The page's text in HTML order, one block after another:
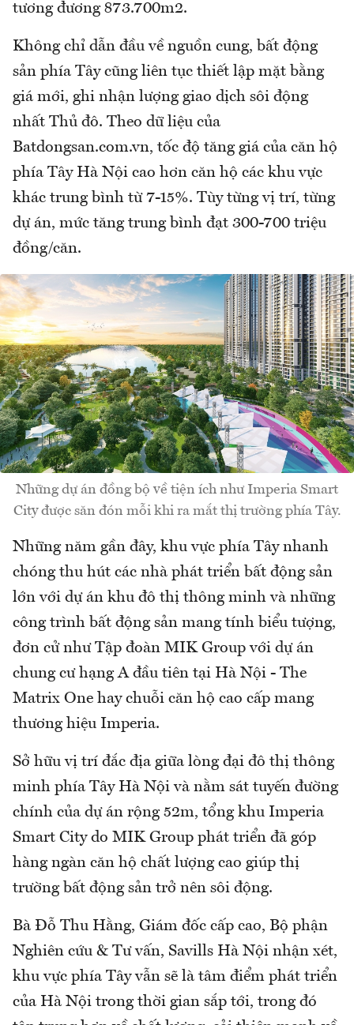
tương đương 873.700m2.
Không chỉ dẫn đầu về nguồn cung, bất động
sản phía Tây cũng liên tục thiết lập mặt bằng
giá mới, ghi nhận lượng giao dịch sôi động
nhất Thủ đô. Theo dữ liệu của
Batdongsan.com.vn, tốc độ tăng giá của căn hộ
phía Tây Hà Nội cao hơn căn hộ các khu vực
khác trung bình từ 7-15%. Tùy từng vị trí, từng
dự án, mức tăng trung bình đạt 300-700 triệu
đồng/căn.
Những dự án đồng bộ về tiện ích như Imperia Smart
City được săn đón mỗi khi ra mắt thị trường phía Tây.
Những năm gần đây, khu vực phía Tây nhanh
chóng thu hút các nhà phát triển bất động sản
lớn với dự án khu đô thị thông minh và những
công trình bất động sản mang tính biểu tượng,
đơn cử như Tập đoàn MIK Group với dự án
chung cư hạng A đầu tiên tại Hà Nội - The
Matrix One hay chuỗi căn hộ cao cấp mang
thương hiệu Imperia.
Sở hữu vị trí đắc địa giữa lòng đại đô thị thông
minh phía Tây Hà Nội và nằm sát tuyến đường
chính của dự án rộng 52m, tổng khu Imperia
Smart City do MIK Group phát triển đã góp
hàng ngàn căn hộ chất lượng cao giúp thị
trường bất động sản trở nên sôi động.
Bà Đỗ Thu Hằng, Giám đốc cấp cao, Bộ phận
Nghiên cứu & Tư vấn, Savills Hà Nội nhận xét,
khu vực phía Tây vẫn sẽ là tâm điểm phát triển
của Hà Nội trong thời gian sắp tới, trong đó